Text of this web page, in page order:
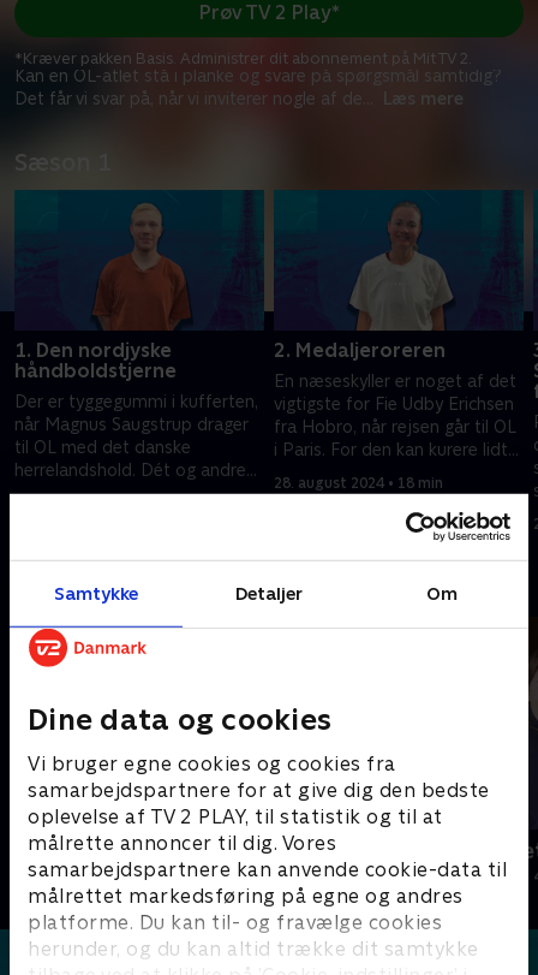
Samtykke Detaljer Om
Dine data og cookies
Vi bruger egne cookies og cookies fra
samarbejdspartnere for at give dig den bedste
oplevelse af TV 2 PLAY, til statistik og til at
målrette annoncer til dig. Vores
samarbejdspartnere kan anvende cookie-data til
målrettet markedsføring på egne og andres
platforme. Du kan til- og fravælge cookies
herunder, og du kan altid trække dit samtykke
Kan en OL-atlet stå i planke og svare på spørgsmål samtidig?
Det får vi svar på, når vi inviterer nogle af de
Læs mere
Prøv TV 2 Play*
*Kræver pakken Basis. Administrer dit abonnement på Mit TV 2.
Sæson 1
1. Den nordjyske
håndboldstjerne
Der er tyggegummi i kufferten,
når Magnus Saugstrup drager
til OL med det danske
herrelandshold. Dét og andre
sjove facts deler han ud af i
2. Medaljeroreren
En næseskyller er noget af det
vigtigste for Fie Udby Erichsen
fra Hobro, når rejsen går til OL
i Paris. For den kan kurere lidt
28. august 2024 • 18 min
Andre så også
Julelys for millioner
2022 • Livsstil • 46 min
Jul på
2020 • Livsstil •